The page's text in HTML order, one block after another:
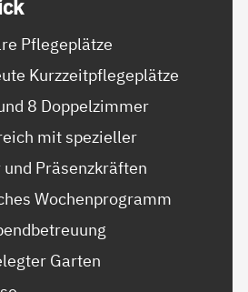
Pflegeplätze
Kurzzeitpflegeplätze
8 Doppelzimmer
mit spezieller
Präsenzkräften
Wochenprogramm
Garten